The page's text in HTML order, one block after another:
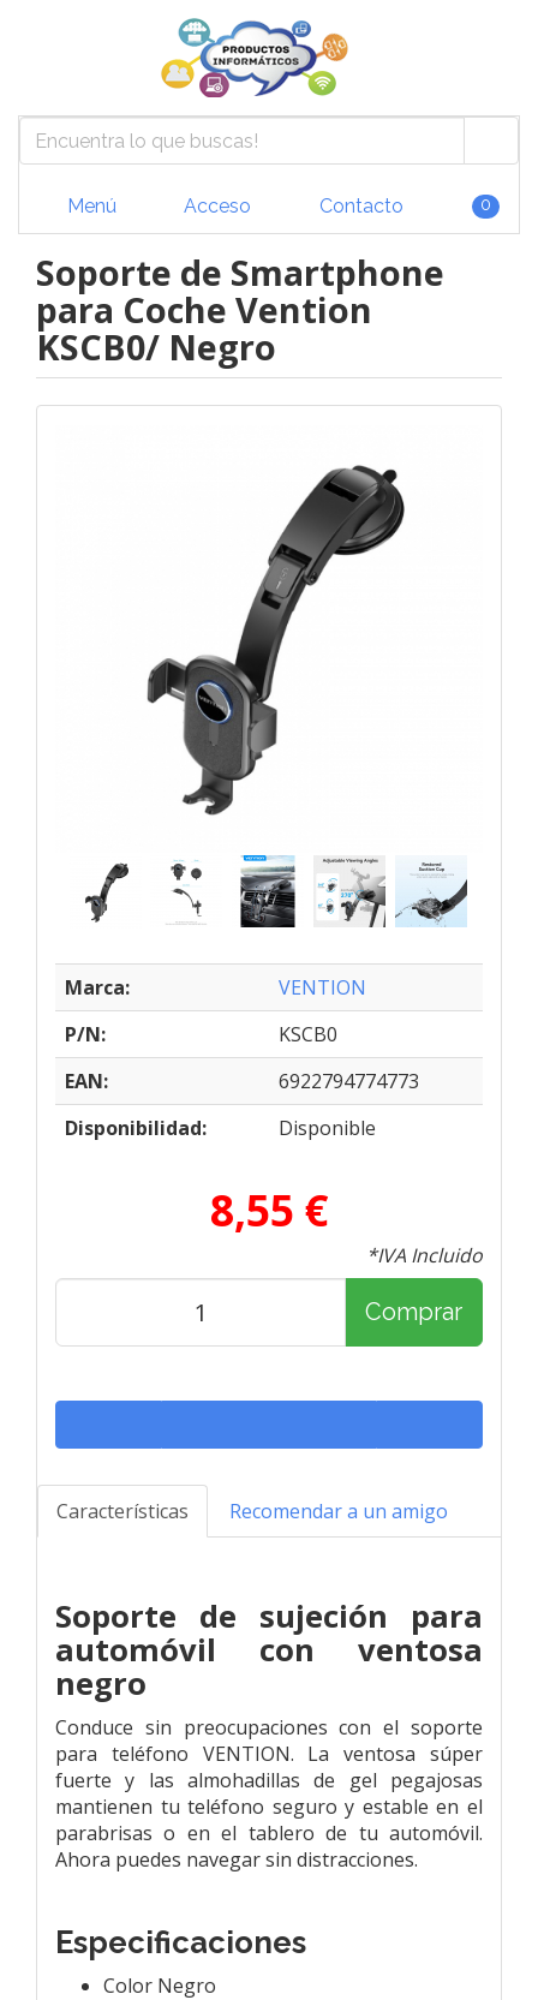
Menú Acceso Contacto 0
Soporte de Smartphone
para Coche Vention
KSCB0/ Negro
Marca:
VENTION
P/N:
KSCB0
EAN:
6922794774773
Disponibilidad:
Disponible
8,55 €
*IVA Incluido
Comprar
Características Recomendar a un amigo
Soporte de sujeción para
automóvil con ventosa
negro
Conduce sin preocupaciones con el soporte
para teléfono VENTION. La ventosa súper
fuerte y las almohadillas de gel pegajosas
mantienen tu teléfono seguro y estable en el
parabrisas o en el tablero de tu automóvil.
Ahora puedes navegar sin distracciones.
Especificaciones
Color Negro